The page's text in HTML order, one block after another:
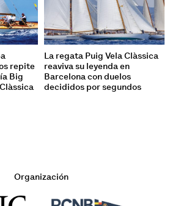
repite
Big
La regata Puig Vela Clàssica
reaviva su leyenda en
Barcelona con duelos
decididos por segundos
Organización